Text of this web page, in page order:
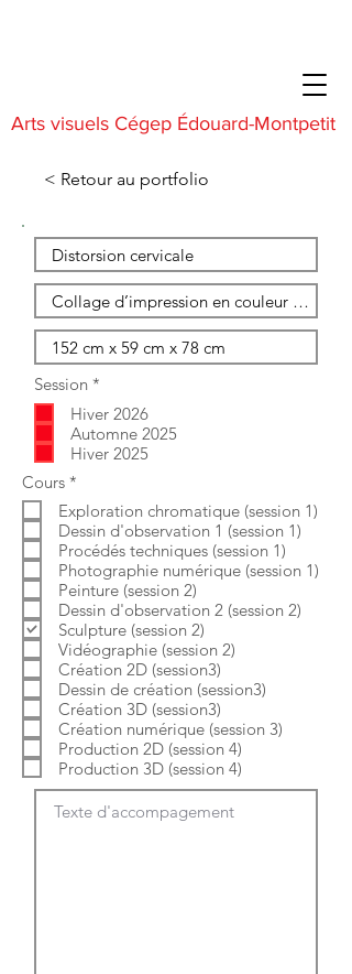
Arts visuels Cégep Édouard-Montpetit
< Retour au portfolio
Session *
l
i
g
a
i
r
e
Hiver 2026
Automne 2025
Hiver 2025
Cours *
l
i
g
a
t
o
i
r
e
Exploration chromatique (session 1)
Dessin d'observation 1 (session 1)
Procédés techniques (session 1)
Photographie numérique (session 1)
Peinture (session 2)
Dessin d'observation 2 (session 2)
Sculpture (session 2)
Vidéographie (session 2)
Création 2D (session3)
Dessin de création (session3)
Création 3D (session3)
Création numérique (session 3)
Production 2D (session 4)
Production 3D (session 4)
Texte d'accompagement